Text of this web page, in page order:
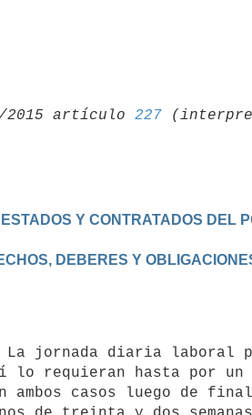
2015 artículo 227
Y CONTRATADOS DEL
DEBERES Y
lo requieran hasta por
en ambos casos luego de